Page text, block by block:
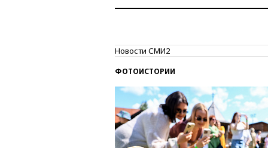
Новости СМИ2
ФОТОИСТОРИИ